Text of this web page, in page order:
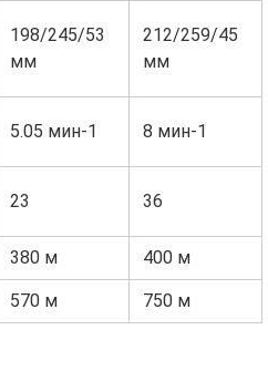
198/245/53
мм
212/259/45
мм
5.05 мин-1 8 мин-1
23 36
380 м 400 м
570 м 750 м